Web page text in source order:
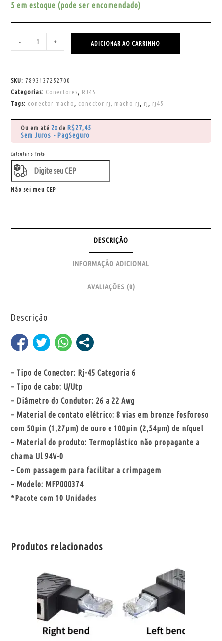
5 em estoque (pode ser encomendado)
- + ADICIONAR AO CARRINHO
SKU: 7893137252700
Categorias: Conectores, RJ45
Tags: conector macho , conector rj , macho rj , rj , rj45
Ou em até 2x de R$27,45
Sem Juros - PagSeguro
Calcular o Frete
Não sei meu CEP
DESCRIÇÃO
INFORMAÇÃO ADICIONAL
AVALIAÇÕES (0)
Descrição
– Tipo de Conector: Rj-45 Categoria 6
– Tipo de cabo: U/Utp
– Diâmetro do Condutor: 26 a 22 Awg
– Material de contato elétrico: 8 vias em bronze fosforoso
com 50µin (1,27µm) de ouro e 100µin (2,54µm) de níquel
– Material do produto: Termoplástico não propagante a
chama Ul 94V-0
– Com passagem para facilitar a crimpagem
– Modelo: MFP000374
*Pacote com 10 Unidades
Produtos relacionados